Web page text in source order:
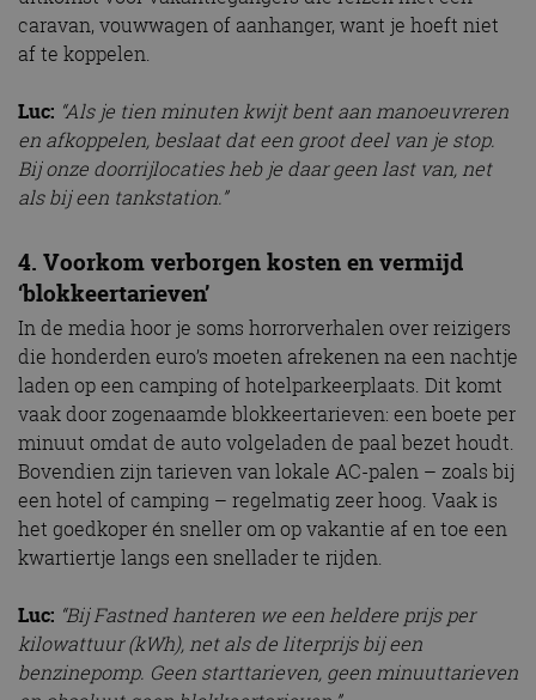
caravan, vouwwagen of aanhanger, want je hoeft niet
af te koppelen.
Luc: “Als je tien minuten kwijt bent aan manoeuvreren
en afkoppelen, beslaat dat een groot deel van je stop.
Bij onze doorrijlocaties heb je daar geen last van, net
als bij een tankstation.”
4. Voorkom verborgen kosten en vermijd
‘blokkeertarieven’
In de media hoor je soms horrorverhalen over reizigers
die honderden euro’s moeten afrekenen na een nachtje
laden op een camping of hotelparkeerplaats. Dit komt
vaak door zogenaamde blokkeertarieven: een boete per
minuut omdat de auto volgeladen de paal bezet houdt.
Bovendien zijn tarieven van lokale AC-palen – zoals bij
een hotel of camping – regelmatig zeer hoog. Vaak is
het goedkoper én sneller om op vakantie af en toe een
kwartiertje langs een snellader te rijden.
Luc: “Bij Fastned hanteren we een heldere prijs per
kilowattuur (kWh), net als de literprijs bij een
benzinepomp. Geen starttarieven, geen minuuttarieven